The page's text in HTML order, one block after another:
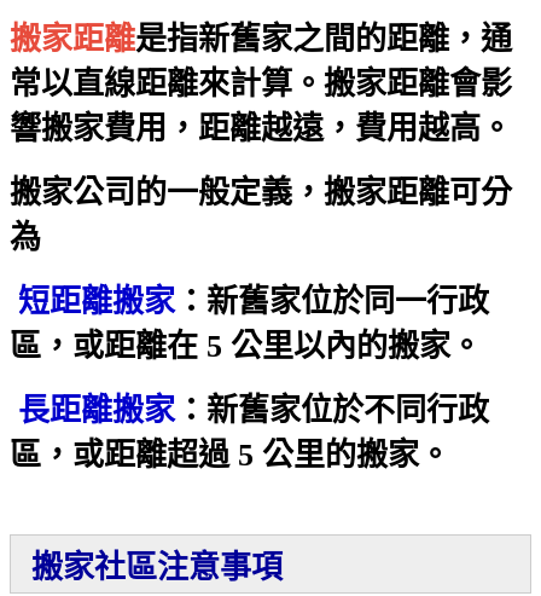
搬家距離是指新舊家之間的距離，通
常以直線距離來計算。搬家距離會影
響搬家費用，距離越遠，費用越高。
搬家公司的一般定義，搬家距離可分
為
短距離搬家：新舊家位於同一行政
區，或距離在 5 公里以內的搬家。
長距離搬家：新舊家位於不同行政
區，或距離超過 5 公里的搬家。
搬家社區注意事項